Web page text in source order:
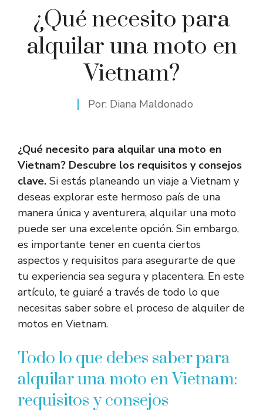
¿Qué necesito para
alquilar una moto en
Vietnam?
Por: Diana Maldonado
¿Qué necesito para alquilar una moto en
Vietnam? Descubre los requisitos y consejos
clave. Si estás planeando un viaje a Vietnam y
deseas explorar este hermoso país de una
manera única y aventurera, alquilar una moto
puede ser una excelente opción. Sin embargo,
es importante tener en cuenta ciertos
aspectos y requisitos para asegurarte de que
tu experiencia sea segura y placentera. En este
artículo, te guiaré a través de todo lo que
necesitas saber sobre el proceso de alquiler de
motos en Vietnam.
Todo lo que debes saber para
alquilar una moto en Vietnam:
requisitos y consejos